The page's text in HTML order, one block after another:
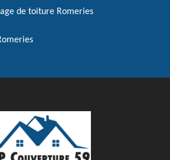
de toiture Romeries